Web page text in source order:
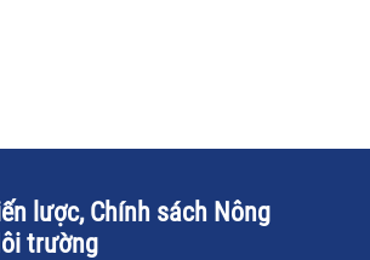
lược, Chính sách Nông
trường